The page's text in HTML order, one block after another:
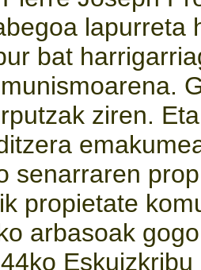
lapurreta
bat
ziren.
senarraren
propietate
arbasoak